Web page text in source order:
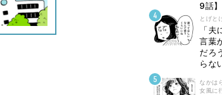
9話】
とげと
「
言葉
だろ
らな
なかは
女風に